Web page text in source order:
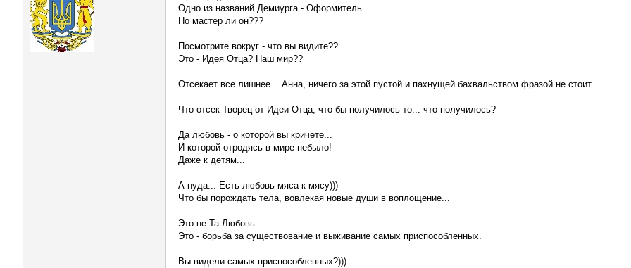
Одно из названий Демиурга - Оформитель.
Но мастер ли он???
Посмотрите вокруг - что вы видите??
Это - Идея Отца? Наш мир??
Отсекает все лишнее....Анна, ничего за этой пустой и пахнущей бахвальством фразой не стоит..
Что отсек Творец от Идеи Отца, что бы получилось то... что получилось?
Да любовь - о которой вы кричете...
И которой отродясь в мире небыло!
Даже к детям...
А нуда... Есть любовь мяса к мясу)))
Что бы порождать тела, вовлекая новые души в воплощение...
Это не Та Любовь.
Это - борьба за существование и выживание самых приспособленных.
Вы видели самых приспособленных?)))